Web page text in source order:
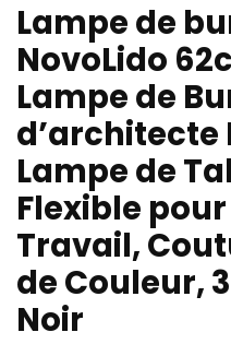
Lampe de
NovoLido
Lampe de
d’architecte
Lampe de
Flexible
Travail,
de Couleur,
Noir